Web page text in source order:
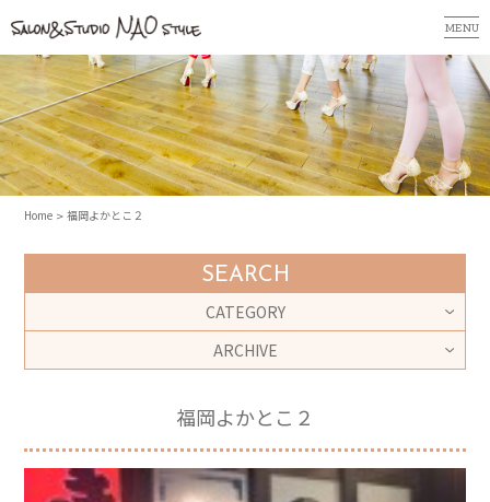
MENU
Home 福岡よかとこ２
SEARCH
CATEGORY
ARCHIVE
福岡よかとこ２